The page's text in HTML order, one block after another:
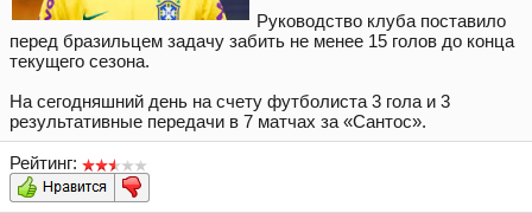
Руководство клуба поставило
перед бразильцем задачу забить не менее 15 голов до конца
текущего сезона.
На сегодняшний день на счету футболиста 3 гола и 3
результативные передачи в 7 матчах за «Сантос».
Рейтинг: